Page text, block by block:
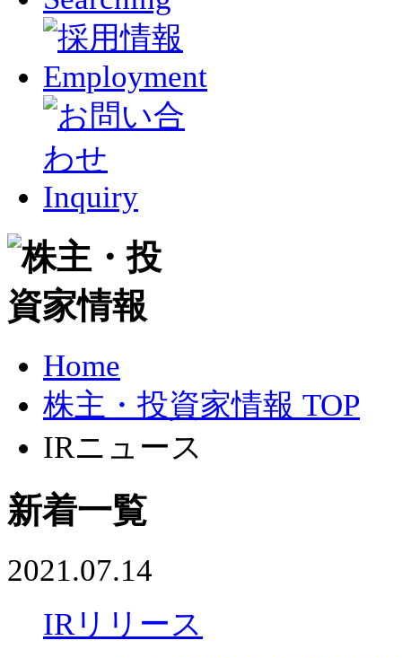
Home
株主・投資家情報 TOP
IRニュース
新着一覧
2021.07.14
IRリリース